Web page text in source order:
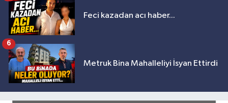
Feci kazadan acı haber...
Metruk Bina Mahalleliyi İsyan Ettirdi
6